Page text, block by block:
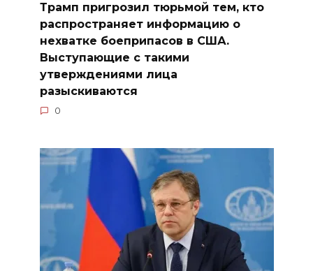
Трамп пригрозил тюрьмой тем, кто
распространяет информацию о
нехватке боеприпасов в США.
Выступающие с такими
утверждениями лица
разыскиваются
0